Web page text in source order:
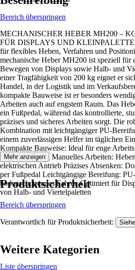
Bereich überspringen
MECHANISCHER HEBER MH200 –
FÜR DISPLAYS UND
für flexibles Heben, Verfahren und
mechanische Heber MH200 ist speziell für
Bewegen von Displays sowie Halb- und
einer Tragfähigkeit von 200 kg eignet er
Handel, in der Logistik und im
kompakte Bauweise ist er besonders
Arbeiten auch auf engstem Raum. Das
ein Fußpedal, während das kontrollierte,
präzises und sicheres Arbeiten sorgt. Die
Kombination mit leichtgängiger PU-
einem zuverlässigen Helfer im täglichen
Kompakte Bauweise: Ideal für enge
Verkaufsflächen Manuelles Arbeiten:
elektrischen Antrieb Präzises Absenken:
per Fußpedal Leichtgängige Bereifung:
bodenschonendes Fahren Optimiert für
von Halb- und Viertelpaletten
Mehr anzeigen
Produktsicherheit
Bereich überspringen
Verantwortlich für Produktsicherheit:
Weitere Kategorien
Liste überspringen